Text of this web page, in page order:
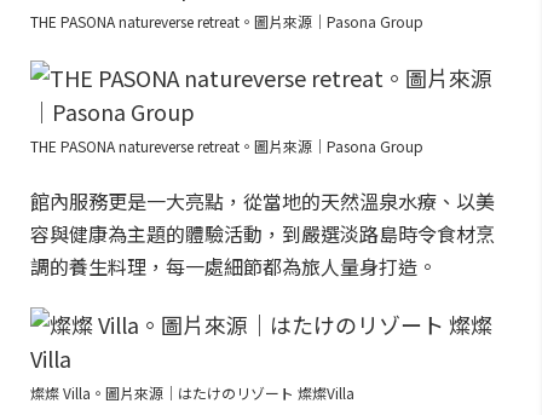
THE PASONA natureverse retreat。圖片來源｜Pasona Group
THE PASONA natureverse retreat。圖片來源｜Pasona Group
館內服務更是一大亮點，從當地的天然溫泉水療、以美
容與健康為主題的體驗活動，到嚴選淡路島時令食材烹
調的養生料理，每一處細節都為旅人量身打造。
燦燦 Villa。圖片來源｜はたけのリゾート 燦燦Villa